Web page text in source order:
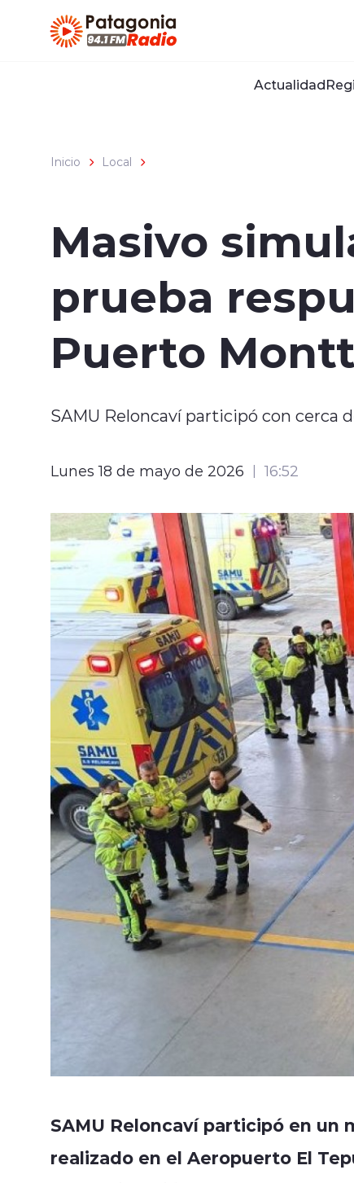
Actualidad
Inicio Local
Masivo
prueba
Puerto Montt
SAMU Reloncaví participó con cerca
Lunes 18 de mayo de 2026 16:52
SAMU Reloncaví participó en
realizado en el Aeropuerto El